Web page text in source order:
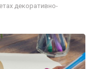
декоративно-